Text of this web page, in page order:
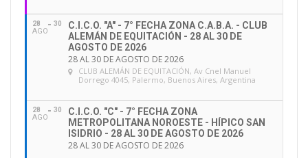
28
AGO
30
C.I.C.O. "A" - 7° FECHA ZONA C.A.B.A. - CLUB
ALEMÁN DE EQUITACIÓN - 28 AL 30 DE
AGOSTO DE 2026
28 AL 30 DE AGOSTO DE 2026
CLUB ALEMÁN DE EQUITACIÓN, Av Cnel Manuel
Dorrego 4045, Palermo, Buenos Aires, Argentina
28
AGO
30
C.I.C.O. "C" - 7° FECHA ZONA
METROPOLITANA NOROESTE - HÍPICO SAN
ISIDRIO - 28 AL 30 DE AGOSTO DE 2026
28 AL 30 DE AGOSTO DE 2026